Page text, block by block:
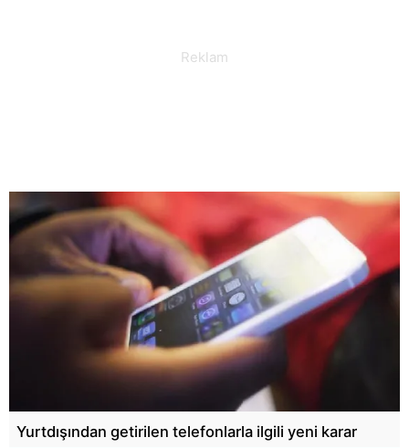
Yurtdışından getirilen telefonlarla ilgili yeni karar